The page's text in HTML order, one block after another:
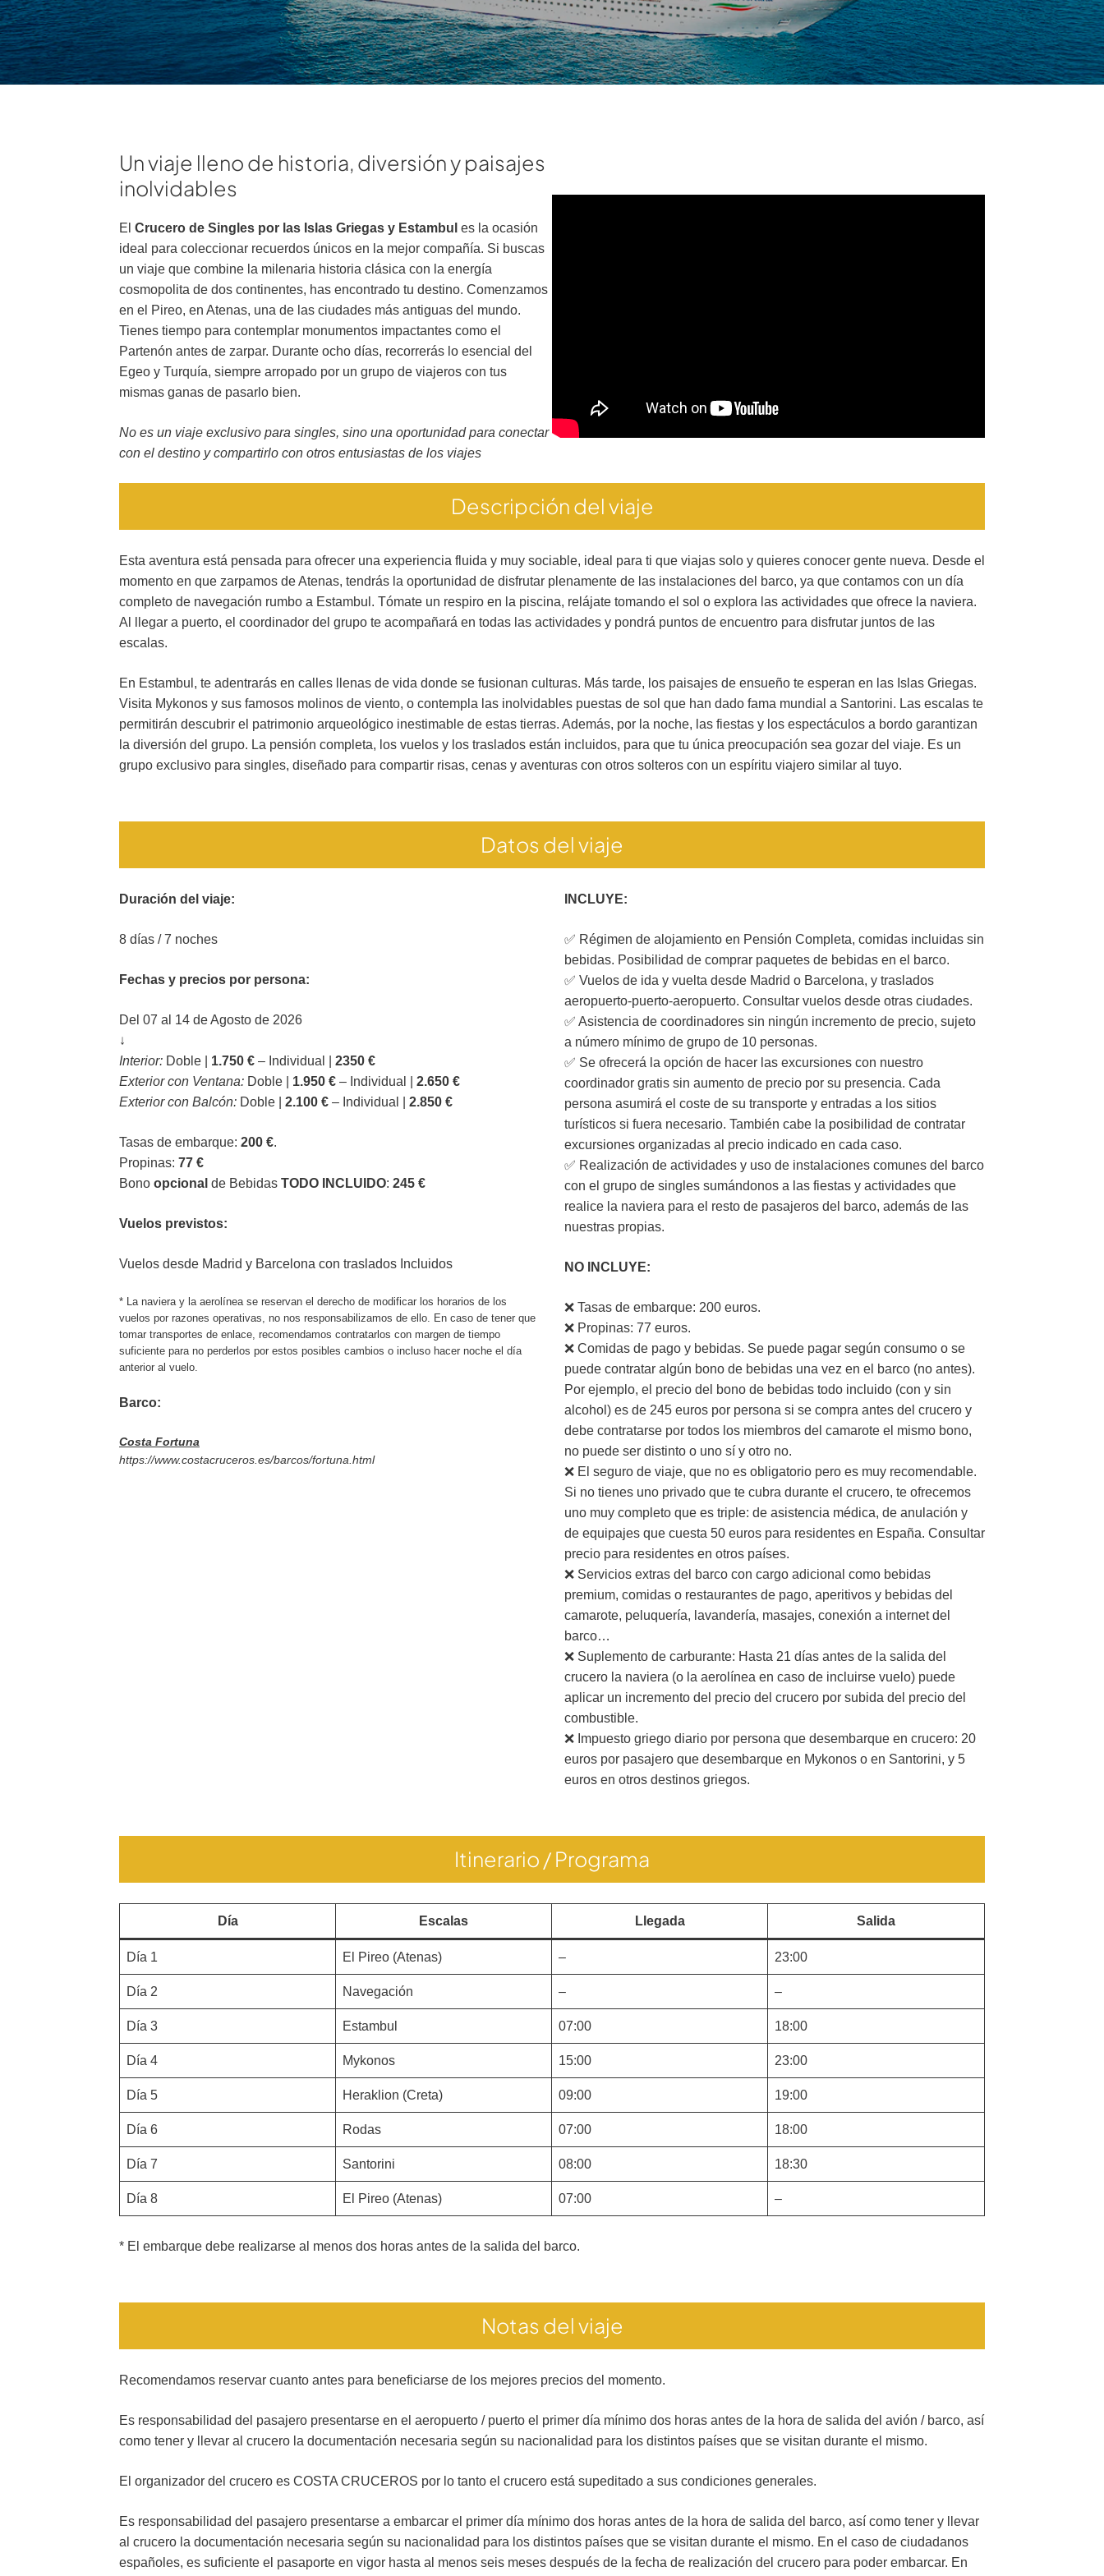
Un viaje lleno de historia, diversión y paisajes
inolvidables
El Crucero de Singles por las Islas Griegas y Estambul es la ocasión
ideal para coleccionar recuerdos únicos en la mejor compañía. Si buscas
un viaje que combine la milenaria historia clásica con la energía
cosmopolita de dos continentes, has encontrado tu destino. Comenzamos
en el Pireo, en Atenas, una de las ciudades más antiguas del mundo.
Tienes tiempo para contemplar monumentos impactantes como el
Partenón antes de zarpar. Durante ocho días, recorrerás lo esencial del
Egeo y Turquía, siempre arropado por un grupo de viajeros con tus
mismas ganas de pasarlo bien.
No es un viaje exclusivo para singles, sino una oportunidad para conectar
con el destino y compartirlo con otros entusiastas de los viajes
Descripción del viaje
Esta aventura está pensada para ofrecer una experiencia fluida y muy sociable, ideal para ti que viajas solo y quieres conocer gente nueva. Desde el
momento en que zarpamos de Atenas, tendrás la oportunidad de disfrutar plenamente de las instalaciones del barco, ya que contamos con un día
completo de navegación rumbo a Estambul. Tómate un respiro en la piscina, relájate tomando el sol o explora las actividades que ofrece la naviera.
Al llegar a puerto, el coordinador del grupo te acompañará en todas las actividades y pondrá puntos de encuentro para disfrutar juntos de las
escalas.
En Estambul, te adentrarás en calles llenas de vida donde se fusionan culturas. Más tarde, los paisajes de ensueño te esperan en las Islas Griegas.
Visita Mykonos y sus famosos molinos de viento, o contempla las inolvidables puestas de sol que han dado fama mundial a Santorini. Las escalas te
permitirán descubrir el patrimonio arqueológico inestimable de estas tierras. Además, por la noche, las fiestas y los espectáculos a bordo garantizan
la diversión del grupo. La pensión completa, los vuelos y los traslados están incluidos, para que tu única preocupación sea gozar del viaje. Es un
grupo exclusivo para singles, diseñado para compartir risas, cenas y aventuras con otros solteros con un espíritu viajero similar al tuyo.
Datos del viaje
Duración del viaje:
8 días / 7 noches
Fechas y precios por persona:
Del 07 al 14 de Agosto de 2026
↓
Interior: Doble | 1.750 € – Individual | 2350 €
Exterior con Ventana: Doble | 1.950 € – Individual | 2.650 €
Exterior con Balcón: Doble | 2.100 € – Individual | 2.850 €
Tasas de embarque: 200 €.
Propinas: 77 €
Bono opcional de Bebidas TODO INCLUIDO: 245 €
Vuelos previstos:
Vuelos desde Madrid y Barcelona con traslados Incluidos
* La naviera y la aerolínea se reservan el derecho de modificar los horarios de los
vuelos por razones operativas, no nos responsabilizamos de ello. En caso de tener que
tomar transportes de enlace, recomendamos contratarlos con margen de tiempo
suficiente para no perderlos por estos posibles cambios o incluso hacer noche el día
anterior al vuelo.
Barco:
Costa Fortuna
https://www.costacruceros.es/barcos/fortuna.html
INCLUYE:
✅ Régimen de alojamiento en Pensión Completa, comidas incluidas sin
bebidas. Posibilidad de comprar paquetes de bebidas en el barco.
✅ Vuelos de ida y vuelta desde Madrid o Barcelona, y traslados
aeropuerto-puerto-aeropuerto. Consultar vuelos desde otras ciudades.
✅ Asistencia de coordinadores sin ningún incremento de precio, sujeto
a número mínimo de grupo de 10 personas.
✅ Se ofrecerá la opción de hacer las excursiones con nuestro
coordinador gratis sin aumento de precio por su presencia. Cada
persona asumirá el coste de su transporte y entradas a los sitios
turísticos si fuera necesario. También cabe la posibilidad de contratar
excursiones organizadas al precio indicado en cada caso.
✅ Realización de actividades y uso de instalaciones comunes del barco
con el grupo de singles sumándonos a las fiestas y actividades que
realice la naviera para el resto de pasajeros del barco, además de las
nuestras propias.
NO INCLUYE:
❌ Tasas de embarque: 200 euros.
❌ Propinas: 77 euros.
❌ Comidas de pago y bebidas. Se puede pagar según consumo o se
puede contratar algún bono de bebidas una vez en el barco (no antes).
Por ejemplo, el precio del bono de bebidas todo incluido (con y sin
alcohol) es de 245 euros por persona si se compra antes del crucero y
debe contratarse por todos los miembros del camarote el mismo bono,
no puede ser distinto o uno sí y otro no.
❌ El seguro de viaje, que no es obligatorio pero es muy recomendable.
Si no tienes uno privado que te cubra durante el crucero, te ofrecemos
uno muy completo que es triple: de asistencia médica, de anulación y
de equipajes que cuesta 50 euros para residentes en España. Consultar
precio para residentes en otros países.
❌ Servicios extras del barco con cargo adicional como bebidas
premium, comidas o restaurantes de pago, aperitivos y bebidas del
camarote, peluquería, lavandería, masajes, conexión a internet del
barco…
❌ Suplemento de carburante: Hasta 21 días antes de la salida del
crucero la naviera (o la aerolínea en caso de incluirse vuelo) puede
aplicar un incremento del precio del crucero por subida del precio del
combustible.
❌ Impuesto griego diario por persona que desembarque en crucero: 20
euros por pasajero que desembarque en Mykonos o en Santorini, y 5
euros en otros destinos griegos.
Itinerario / Programa
Día Escalas Llegada Salida
Día 1 El Pireo (Atenas) – 23:00
Día 2 Navegación – –
Día 3 Estambul 07:00 18:00
Día 4 Mykonos 15:00 23:00
Día 5 Heraklion (Creta) 09:00 19:00
Día 6 Rodas 07:00 18:00
Día 7 Santorini 08:00 18:30
Día 8 El Pireo (Atenas) 07:00 –
* El embarque debe realizarse al menos dos horas antes de la salida del barco.
Notas del viaje
Recomendamos reservar cuanto antes para beneficiarse de los mejores precios del momento.
Es responsabilidad del pasajero presentarse en el aeropuerto / puerto el primer día mínimo dos horas antes de la hora de salida del avión / barco, así
como tener y llevar al crucero la documentación necesaria según su nacionalidad para los distintos países que se visitan durante el mismo.
El organizador del crucero es COSTA CRUCEROS por lo tanto el crucero está supeditado a sus condiciones generales.
Es responsabilidad del pasajero presentarse a embarcar el primer día mínimo dos horas antes de la hora de salida del barco, así como tener y llevar
al crucero la documentación necesaria según su nacionalidad para los distintos países que se visitan durante el mismo. En el caso de ciudadanos
españoles, es suficiente el pasaporte en vigor hasta al menos seis meses después de la fecha de realización del crucero para poder embarcar. En